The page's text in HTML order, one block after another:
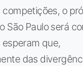
competições, o
São Paulo será
que,
das